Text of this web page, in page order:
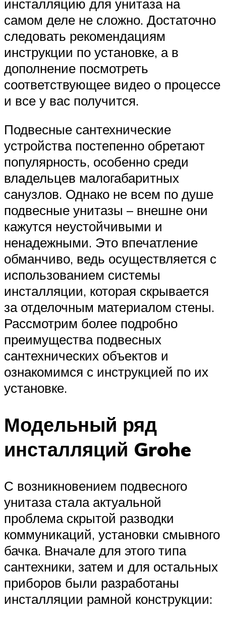
инсталляцию для унитаза на
самом деле не сложно. Достаточно
следовать рекомендациям
инструкции по установке, а в
дополнение посмотреть
соответствующее видео о процессе
и все у вас получится.
Подвесные сантехнические
устройства постепенно обретают
популярность, особенно среди
владельцев малогабаритных
санузлов. Однако не всем по душе
подвесные унитазы – внешне они
кажутся неустойчивыми и
ненадежными. Это впечатление
обманчиво, ведь осуществляется с
использованием системы
инсталляции, которая скрывается
за отделочным материалом стены.
Рассмотрим более подробно
преимущества подвесных
сантехнических объектов и
ознакомимся с инструкцией по их
установке.
Модельный ряд
инсталляций Grohe
С возникновением подвесного
унитаза стала актуальной
проблема скрытой разводки
коммуникаций, установки смывного
бачка. Вначале для этого типа
сантехники, затем и для остальных
приборов были разработаны
инсталляции рамной конструкции: